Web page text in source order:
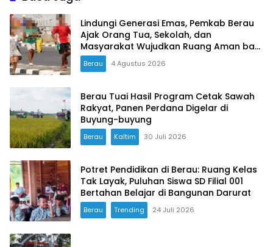
Lindungi Generasi Emas, Pemkab Berau
Ajak Orang Tua, Sekolah, dan
Masyarakat Wujudkan Ruang Aman bagi
Anak
Berau 4 Agustus 2026
Berau Tuai Hasil Program Cetak Sawah
Rakyat, Panen Perdana Digelar di
Buyung-buyung
Berau Kaltim 30 Juli 2026
Potret Pendidikan di Berau: Ruang Kelas
Tak Layak, Puluhan Siswa SD Filial 001
Bertahan Belajar di Bangunan Darurat
Berau Trending 24 Juli 2026